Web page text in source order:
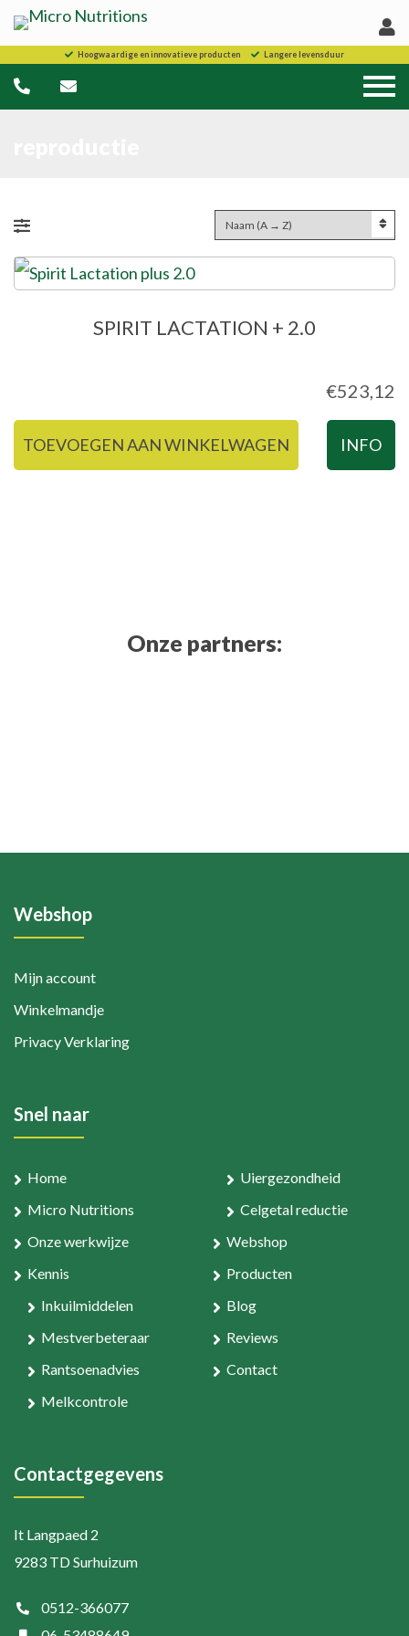
Hoogwaardige en innovatieve producten Langere levensduur
SPIRIT LACTATION + 2.0
€523,12
TOEVOEGEN AAN WINKELWAGEN INFO
Onze partners:
Webshop
Mijn account
Winkelmandje
Privacy Verklaring
Snel naar
Home
Micro Nutritions
Onze werkwijze
Kennis
Inkuilmiddelen
Mestverbeteraar
Rantsoenadvies
Melkcontrole
Uiergezondheid
Celgetal reductie
Webshop
Producten
Blog
Reviews
Contact
Contactgegevens
It Langpaed 2
9283 TD Surhuizum
0512-366077